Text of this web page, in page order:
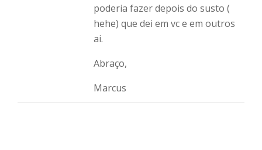
poderia fazer depois do susto (
hehe) que dei em vc e em outros
ai.
Abraço,
Marcus